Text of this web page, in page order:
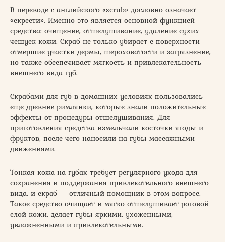
В переводе с английского «scrub» дословно означает
«скрести». Именно это является основной функцией
средства: очищение, отшелушивание, удаление сухих
чешуек кожи. Скраб не только убирает с поверхности
отмершие участки дермы, шероховатости и загрязнение,
но также обеспечивает мягкость и привлекательность
внешнего вида губ.
Скрабами для губ в домашних условиях пользовались
еще древние римлянки, которые знали положительные
эффекты от процедуры отшелушивания. Для
приготовления средства измельчали косточки ягоды и
фруктов, после чего наносили на губы массажными
движениями.
Тонкая кожа на губах требует регулярного ухода для
сохранения и поддержания привлекательного внешнего
вида, и скраб — отличный помощник в этом вопросе.
Такое средство очищает и мягко отшелушивает роговой
слой кожи, делает губы яркими, ухоженными,
увлажненными и привлекательными.